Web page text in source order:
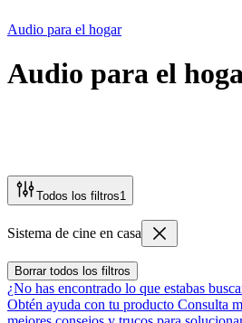
Audio para el hogar
Audio para el
Todos los filtros1
Sistema de cine en casa
Borrar todos los filtros
¿No has encontrado lo que estabas
Obtén ayuda con tu producto Consulta